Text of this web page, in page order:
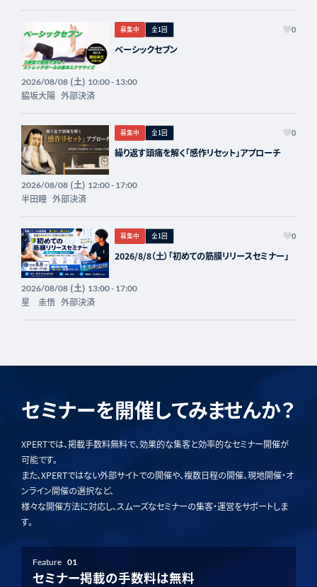
募集中 全1回 0
ベーシックセブン
2026/08/08(土) 10:00 - 13:00
脇坂大陽 外部決済
募集中 全1回 0
繰り返す頭痛を解く「感作リセット」アプローチ
2026/08/08(土) 12:00 - 17:00
半田瞳 外部決済
募集中 全1回 0
2026/8/8（土）「初めての筋膜リリースセミナー」
2026/08/08(土) 13:00 - 17:00
星 圭悟 外部決済
セミナーを開催してみませんか？
XPERTでは、掲載手数料無料で、効果的な集客と効率的なセミナー開催が
可能です。
また、XPERTではない外部サイトでの開催や、複数日程の開催、現地開催・オ
ンライン開催の選択など、
様々な開催方法に対応し、スムーズなセミナーの集客・運営をサポートしま
す。
Feature 01
セミナー掲載の手数料は無料